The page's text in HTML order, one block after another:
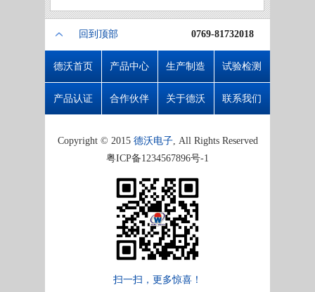
回到顶部 0769-81732018
德沃首页 产品中心 生产制造 试验检测
产品认证 合作伙伴 关于德沃 联系我们
Copyright © 2015 德沃电子, All Rights Reserved
粤ICP备1234567896号-1
扫一扫，更多惊喜！